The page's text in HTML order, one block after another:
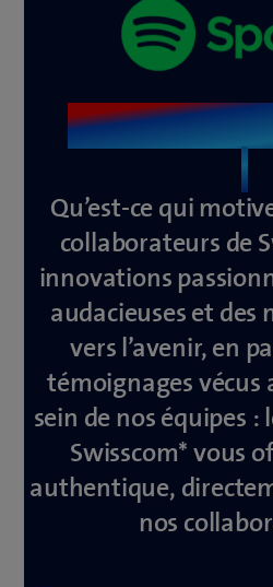
Inside
Qu’est-ce qui
collaborateurs de
innovations
audacieuses et des
vers l’avenir, en
témoignages vécus
sein de nos équipes :
Swisscom* vous
authentique,
nos